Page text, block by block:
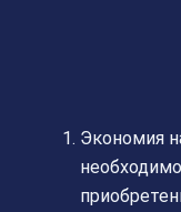
Экономия